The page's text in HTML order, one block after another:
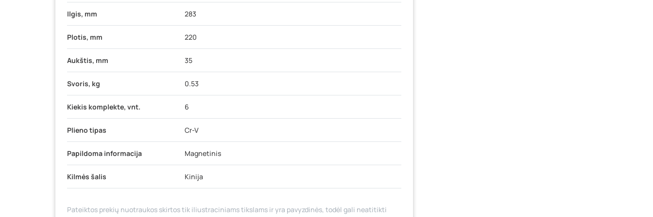
Ilgis, mm 283
Plotis, mm 220
Aukštis, mm 35
Svoris, kg 0.53
Kiekis komplekte, vnt. 6
Plieno tipas Cr-V
Papildoma informacija Magnetinis
Kilmės šalis Kinija
Pateiktos prekių nuotraukos skirtos tik iliustraciniams tikslams ir yra pavyzdinės, todėl gali neatitikti